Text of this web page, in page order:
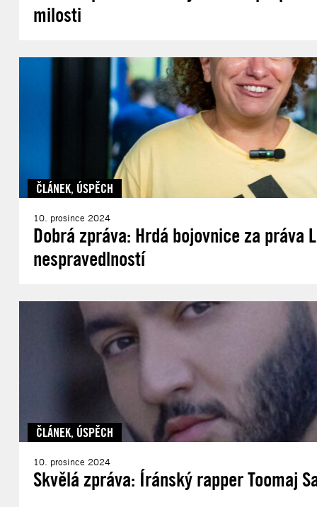
milosti
ČLÁNEK, ÚSPĚCH
10. prosince 2024
Dobrá zpráva: Hrdá bojovnice za práva
nespravedlností
ČLÁNEK, ÚSPĚCH
10. prosince 2024
Skvělá zpráva: Íránský rapper Toomaj